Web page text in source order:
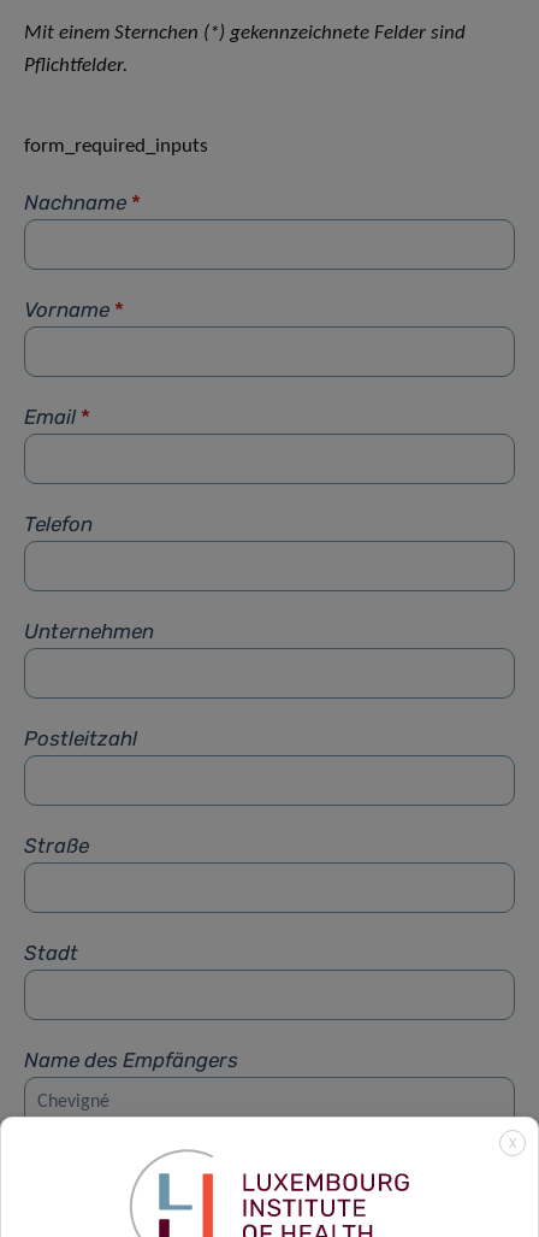
Mit einem Sternchen (*) gekennzeichnete Felder sind
Pflichtfelder.
form_required_inputs
Nachname *
Vorname *
Email *
Telefon
Unternehmen
Postleitzahl
Straße
Stadt
Name des Empfängers
Vorname des Empfängers
X